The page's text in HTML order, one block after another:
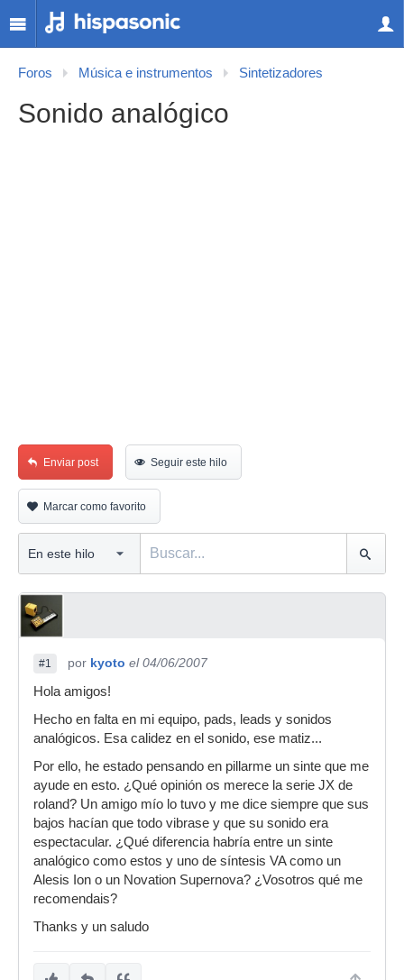
Foros Música e instrumentos Sintetizadores
Sonido analógico
Enviar post Seguir este hilo
Marcar como favorito
#1 por kyoto el 04/06/2007
Hola amigos!
Hecho en falta en mi equipo, pads, leads y sonidos
analógicos. Esa calidez en el sonido, ese matiz...
Por ello, he estado pensando en pillarme un sinte que me
ayude en esto. ¿Qué opinión os merece la serie JX de
roland? Un amigo mío lo tuvo y me dice siempre que sus
bajos hacían que todo vibrase y que su sonido era
espectacular. ¿Qué diferencia habría entre un sinte
analógico como estos y uno de síntesis VA como un
Alesis Ion o un Novation Supernova? ¿Vosotros qué me
recomendais?
Thanks y un saludo